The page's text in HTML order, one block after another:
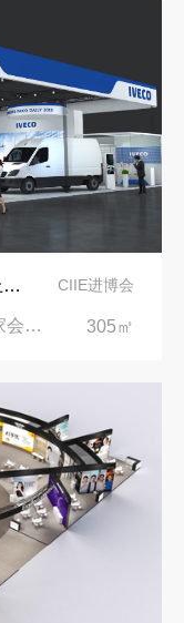
依维柯展位设计在第二届进博会上吸引万千瞩目 CIIE进博会
中国国际进口博览会CIIE|上海国家会展中心 305㎡